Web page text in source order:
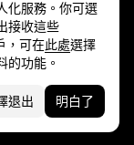
化服務。你可選
接收這些
，可在此處選擇
的功能。
退出 明白了